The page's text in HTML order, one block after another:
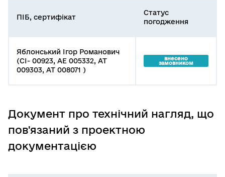
ПІБ, сертифікат
Статус
погодження
Яблонський Ігор Романович
(СІ- 00923, АЕ 005332, АТ
009303, АТ 008071 )
внесено
замовником
Документ про технічний нагляд, що
пов'язаний з проектною
документацією